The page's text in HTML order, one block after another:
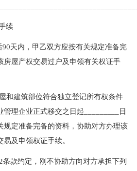
续
天内，甲乙双方应按有关规定准备完
房屋产权交易过户及申领有关权证手
建筑部位符合独立登记所有权条件
理企业正式移交之日起_________日
规定准备完备的资料，协助对方办理该
及申领权证手续。
款约定，刚不协助方向对方承担下列